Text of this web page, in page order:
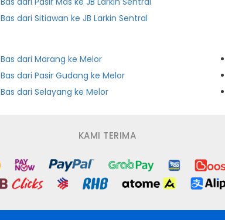
Bas dari Sitiawan ke JB Larkin Sentral
Bas dari Marang ke Melor
Bas dari Pasir Gudang ke Melor
Bas dari Selayang ke Melor
KAMI TERIMA